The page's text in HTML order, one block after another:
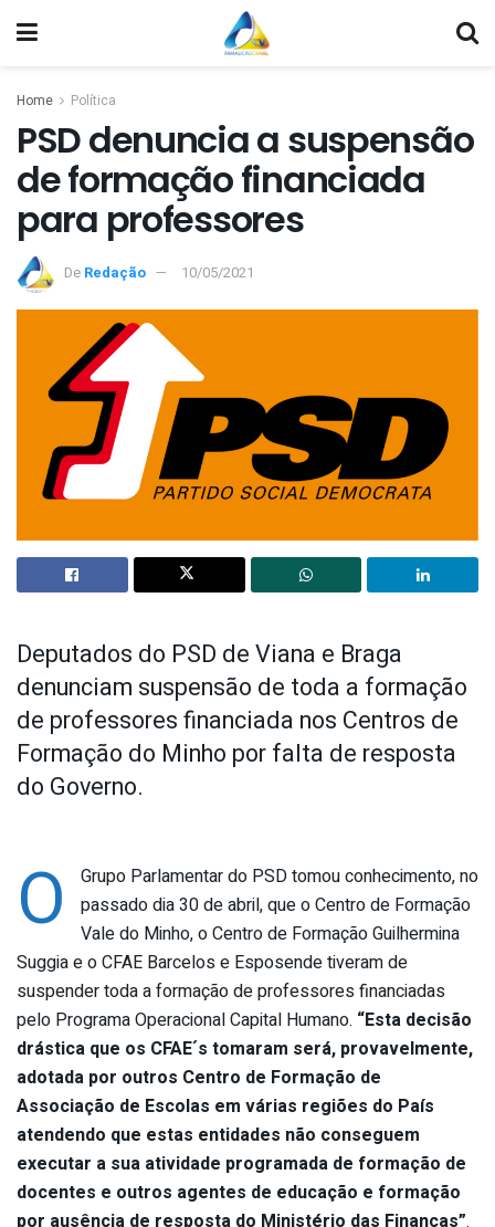
Home Política
PSD denuncia a suspensão
de formação financiada
para professores
De Redação 10/05/2021
Deputados do PSD de Viana e Braga
denunciam suspensão de toda a formação
de professores financiada nos Centros de
Formação do Minho por falta de resposta
do Governo.
O
Grupo Parlamentar do PSD tomou conhecimento, no
passado dia 30 de abril, que o Centro de Formação
Vale do Minho, o Centro de Formação Guilhermina
Suggia e o CFAE Barcelos e Esposende tiveram de
suspender toda a formação de professores financiadas
pelo Programa Operacional Capital Humano. “Esta decisão
drástica que os CFAE´s tomaram será, provavelmente,
adotada por outros Centro de Formação de
Associação de Escolas em várias regiões do País
atendendo que estas entidades não conseguem
executar a sua atividade programada de formação de
docentes e outros agentes de educação e formação
por ausência de resposta do Ministério das Finanças”.